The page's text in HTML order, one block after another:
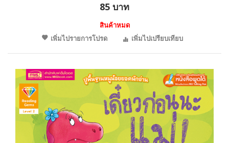
85 บาท
สินค้าหมด
เพิ่มไปรายการโปรด
เพิ่มไปเปรียบเทียบ